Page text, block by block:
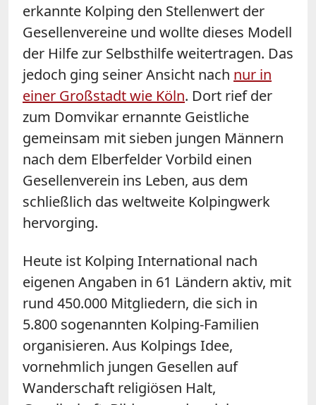
erkannte Kolping den Stellenwert der
Gesellenvereine und wollte dieses Modell
der Hilfe zur Selbsthilfe weitertragen. Das
jedoch ging seiner Ansicht nach nur in
einer Großstadt wie Köln. Dort rief der
zum Domvikar ernannte Geistliche
gemeinsam mit sieben jungen Männern
nach dem Elberfelder Vorbild einen
Gesellenverein ins Leben, aus dem
schließlich das weltweite Kolpingwerk
hervorging.
Heute ist Kolping International nach
eigenen Angaben in 61 Ländern aktiv, mit
rund 450.000 Mitgliedern, die sich in
5.800 sogenannten Kolping-Familien
organisieren. Aus Kolpings Idee,
vornehmlich jungen Gesellen auf
Wanderschaft religiösen Halt,